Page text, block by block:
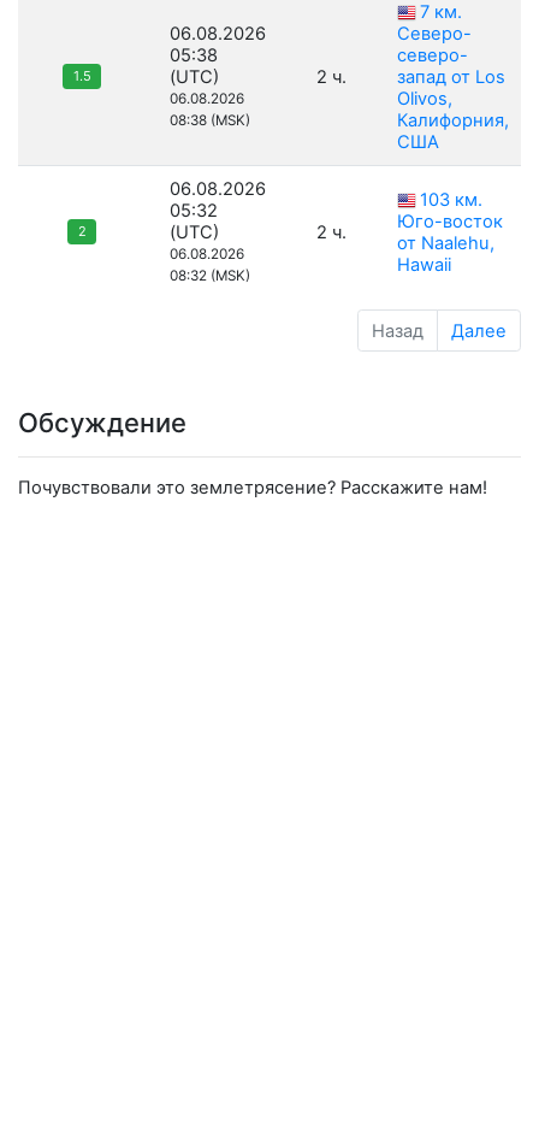
1.5
06.08.2026
05:38
(UTC)
06.08.2026
08:38 (MSK)
2 ч.
7 км.
Северо-
северо-
запад от Los
Olivos,
Калифорния,
США
2
06.08.2026
05:32
(UTC)
06.08.2026
08:32 (MSK)
2 ч.
103 км.
Юго-восток
от Naalehu,
Hawaii
Назад Далее
Обсуждение
Почувствовали это землетрясение? Расскажите нам!